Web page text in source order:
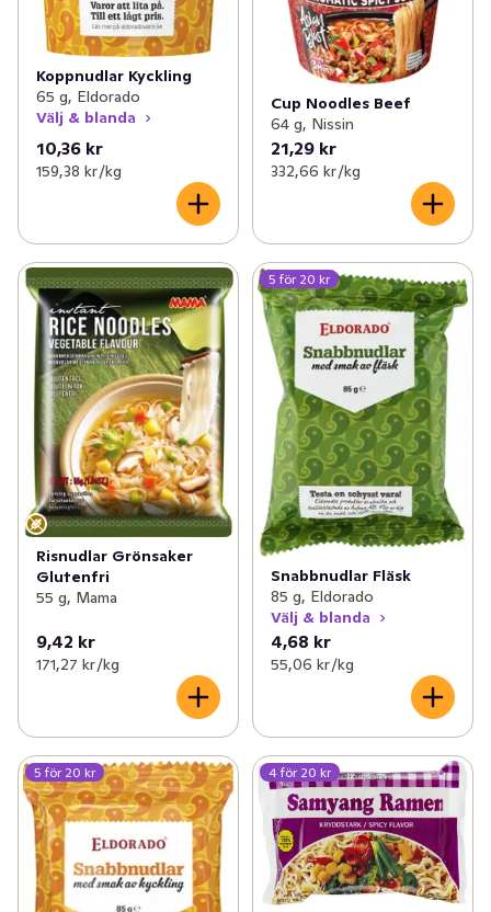
Koppnudlar Kyckling
65 g, Eldorado
Välj & blanda
10,36 kr
159,38 kr /kg
Cup Noodles Beef
64 g, Nissin
21,29 kr
332,66 kr /kg
Risnudlar Grönsaker
Glutenfri
55 g, Mama
9,42 kr
171,27 kr /kg
5 för 20 kr
Snabbnudlar Fläsk
85 g, Eldorado
Välj & blanda
4,68 kr
55,06 kr /kg
5 för 20 kr 4 för 20 kr